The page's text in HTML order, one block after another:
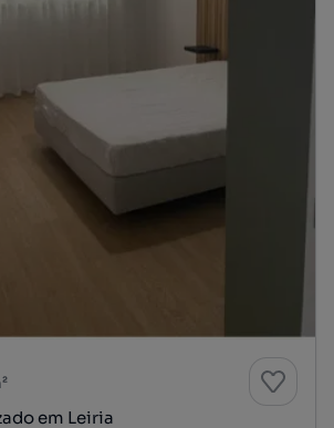
em Leiria